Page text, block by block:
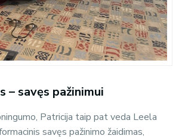
– savęs pažinimui
Patricija taip pat veda Leela
savęs pažinimo žaidimas,